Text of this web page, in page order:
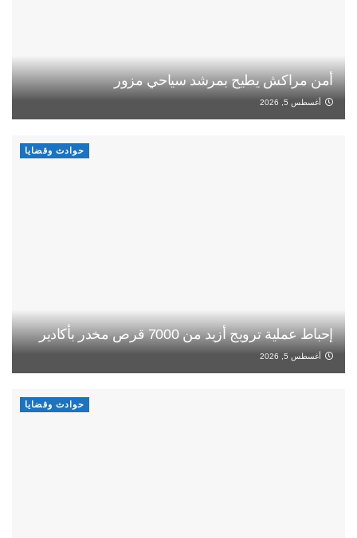
أمن مراكش يطيح بمرشد سياحي مزور
أغسطس 5, 2026
حوادث وقضايا
إحباط عملية ترويج أزيد من 7000 قرص مخدر بأكادير
أغسطس 5, 2026
حوادث وقضايا